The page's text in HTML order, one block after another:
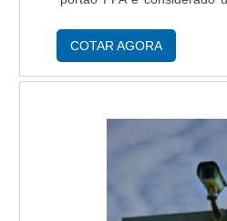
componentes de alto
COTAR AGORA